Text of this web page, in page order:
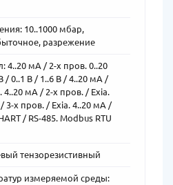
10..1000 мбар,
разрежение
4..20 мA / 2-х пров. 0..20
/ 0..1 В / 1..6 В / 4..20 мA /
4..20 мA / 2-х пров. / Exia.
3-х пров. / Exia. 4..20 мA /
/ RS-485. Modbus RTU
тензорезистивный
измеряемой среды: